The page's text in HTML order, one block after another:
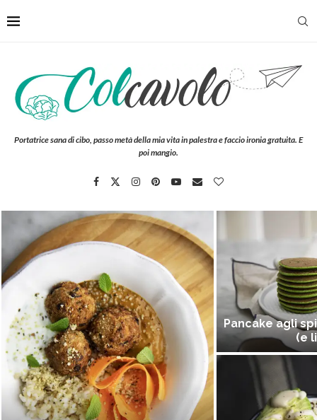
Portatrice sana di cibo, passo metà della mia vita in palestra e faccio ironia gratuita. E
poi mangio.
Pancake agli
(e